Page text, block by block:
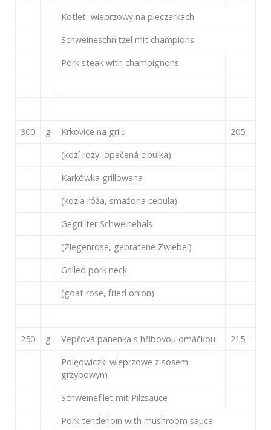
Kotlet wieprzowy na pieczarkach
Schweineschnitzel mit champions
Pork steak with champignons
300 g Krkovice na grilu
205,-
(kozí rozy, opečená cibulka)
Karkówka grillowana
(kozia róża, smażona cebula)
Gegrillter Schweinehals
(Ziegenrose, gebratene Zwiebel)
Grilled pork neck
(goat rose, fried onion)
250 g Vepřová panenka s hřibovou omáčkou
215-
Polędwiczki wieprzowe z sosem
grzybowym
Schweinefilet mit Pilzsauce
Pork tenderloin with mushroom sauce